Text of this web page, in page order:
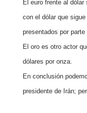
Paraguay
Peru
Panama
Latinoamérica
Bolivia
Nicaragua
Nasdaq 100
IBEX 35
Nvidia (NVDA)
Banco
El euro frente al
con el dólar que
presentados por
El oro es otro actor
dólares por onza.
En conclusión
presidente de Irán;